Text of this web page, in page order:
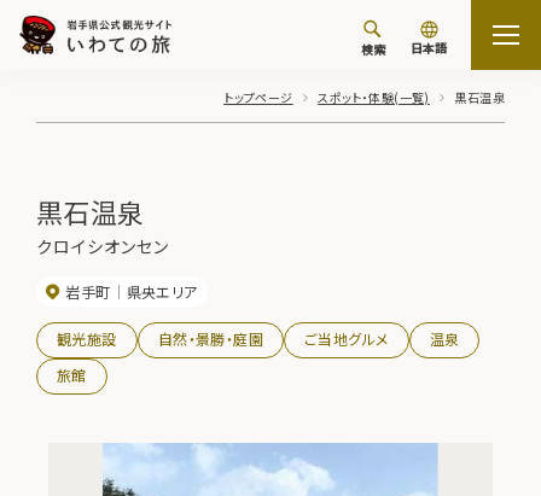
検索 日本語
トップページ スポット・体験(一覧) 黒石温泉
黒石温泉
クロイシオンセン
岩手町 県央エリア
観光施設 自然・景勝・庭園 ご当地グルメ
温泉
旅館